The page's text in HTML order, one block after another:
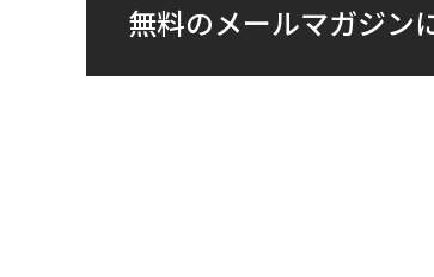
無料のメールマガジン